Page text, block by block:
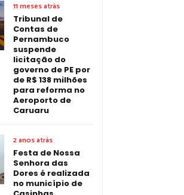
11 meses atrás
Tribunal de
Contas de
Pernambuco
suspende
licitação do
governo de PE por
de R$ 138 milhões
para reforma no
Aeroporto de
Caruaru
2 anos atrás
Festa de Nossa
Senhora das
Dores é realizada
no município de